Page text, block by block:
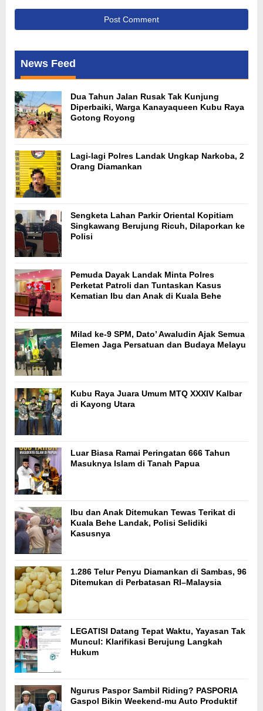
News Feed
Dua Tahun Jalan Rusak Tak Kunjung
Diperbaiki, Warga Kanayaqueen Kubu Raya
Gotong Royong
Lagi-lagi Polres Landak Ungkap Narkoba, 2
Orang Diamankan
Sengketa Lahan Parkir Oriental Kopitiam
Singkawang Berujung Ricuh, Dilaporkan ke
Polisi
Pemuda Dayak Landak Minta Polres
Perketat Patroli dan Tuntaskan Kasus
Kematian Ibu dan Anak di Kuala Behe
Milad ke-9 SPM, Dato’ Awaludin Ajak Semua
Elemen Jaga Persatuan dan Budaya Melayu
Kubu Raya Juara Umum MTQ XXXIV Kalbar
di Kayong Utara
Luar Biasa Ramai Peringatan 666 Tahun
Masuknya Islam di Tanah Papua
Ibu dan Anak Ditemukan Tewas Terikat di
Kuala Behe Landak, Polisi Selidiki
Kasusnya
1.286 Telur Penyu Diamankan di Sambas, 96
Ditemukan di Perbatasan RI–Malaysia
LEGATISI Datang Tepat Waktu, Yayasan Tak
Muncul: Klarifikasi Berujung Langkah
Hukum
Ngurus Paspor Sambil Riding? PASPORIA
Gaspol Bikin Weekend-mu Auto Produktif